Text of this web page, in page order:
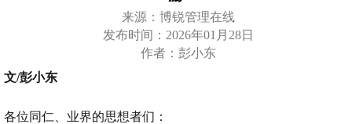
来源：博锐管理在线
发布时间：2026年01月28日
作者：彭小东
文/彭小东
各位同仁、业界的思想者们：